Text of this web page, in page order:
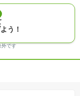
報です。
異なることがあります。
場合、今回販売の物件と異な
。
項目もあります。
う！
外です